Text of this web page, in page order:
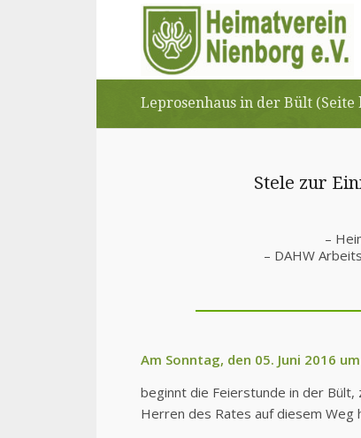
Leprosenhaus in der Bült (Seite
Stele zur
–
– DAHW
Am Sonntag, den 05. Juni 2016
beginnt die Feierstunde in der Bült,
Herren des Rates auf diesem Weg